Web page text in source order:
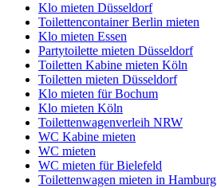
Klo mieten Düsseldorf
Toilettencontainer Berlin mieten
Klo mieten Essen
Partytoilette mieten Düsseldorf
Toiletten Kabine mieten Köln
Toiletten mieten Düsseldorf
Klo mieten für Bochum
Klo mieten Köln
Toilettenwagenverleih NRW
WC Kabine mieten
WC mieten
WC mieten für Bielefeld
Toilettenwagen mieten in Hamburg